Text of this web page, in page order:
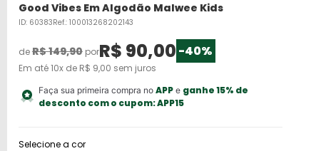
Good Vibes Em Algodão Malwee Kids
ID: 60383Ref.: 100013268202143
deR$149,90porR$ 90,00 -40%
Em até10x de R$ 9,00 sem juros
Faça sua primeira compra no APPe ganhe 15% de
desconto com o cupom:APP15
Selecione a cor